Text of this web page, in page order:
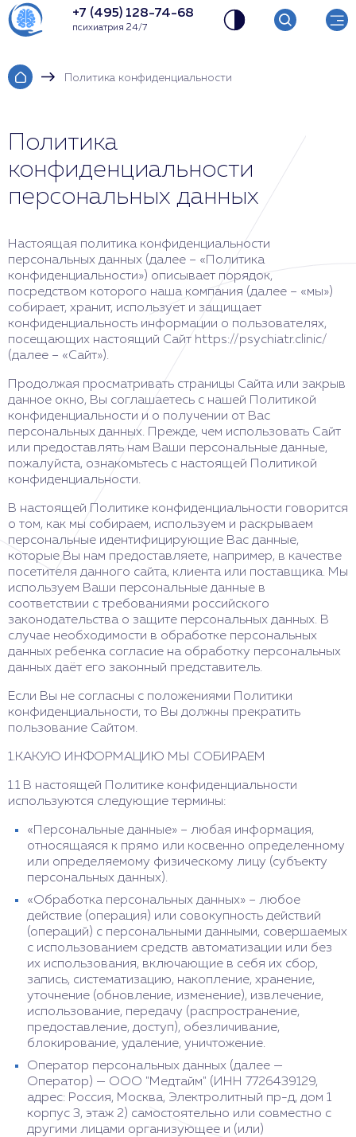
+7 (495) 128-74-68
психиатрия 24/7
Политика конфиденциальности
Политика
конфиденциальности
персональных данных
Настоящая политика конфиденциальности
персональных данных (далее – «Политика
конфиденциальности») описывает порядок,
посредством которого наша компания (далее – «мы»)
собирает, хранит, использует и защищает
конфиденциальность информации о пользователях,
посещающих настоящий Сайт https://psychiatr.clinic/
(далее – «Сайт»).
Продолжая просматривать страницы Сайта или закрыв
данное окно, Вы соглашаетесь с нашей Политикой
конфиденциальности и о получении от Вас
персональных данных. Прежде, чем использовать Сайт
или предоставлять нам Ваши персональные данные,
пожалуйста, ознакомьтесь с настоящей Политикой
конфиденциальности.
В настоящей Политике конфиденциальности говорится
о том, как мы собираем, используем и раскрываем
персональные идентифицирующие Вас данные,
которые Вы нам предоставляете, например, в качестве
посетителя данного сайта, клиента или поставщика. Мы
используем Ваши персональные данные в
соответствии с требованиями российского
законодательства о защите персональных данных. В
случае необходимости в обработке персональных
данных ребенка согласие на обработку персональных
данных даёт его законный представитель.
Если Вы не согласны с положениями Политики
конфиденциальности, то Вы должны прекратить
пользование Сайтом.
1.КАКУЮ ИНФОРМАЦИЮ МЫ СОБИРАЕМ
1.1 В настоящей Политике конфиденциальности
используются следующие термины:
«Персональные данные» – любая информация,
относящаяся к прямо или косвенно определенному
или определяемому физическому лицу (субъекту
персональных данных).
«Обработка персональных данных» – любое
действие (операция) или совокупность действий
(операций) с персональными данными, совершаемых
с использованием средств автоматизации или без
их использования, включающие в себя их сбор,
запись, систематизацию, накопление, хранение,
уточнение (обновление, изменение), извлечение,
использование, передачу (распространение,
предоставление, доступ), обезличивание,
блокирование, удаление, уничтожение.
Оператор персональных данных (далее —
Оператор) — ООО "Медтайм" (ИНН 7726439129,
адрес: Россия, Москва, Электролитный пр-д, дом 1
корпус 3, этаж 2) самостоятельно или совместно с
другими лицами организующее и (или)